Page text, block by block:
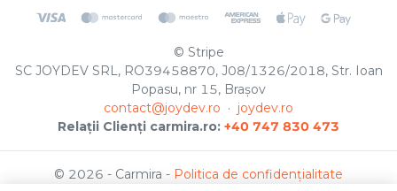
© Stripe
SC JOYDEV SRL, RO39458870, J08/1326/2018, Str. Ioan
Popasu, nr 15, Brașov
contact@joydev.ro · joydev.ro
Relații Clienți carmira.ro: +40 747 830 473
© 2026 - Carmira - Politica de confidențialitate